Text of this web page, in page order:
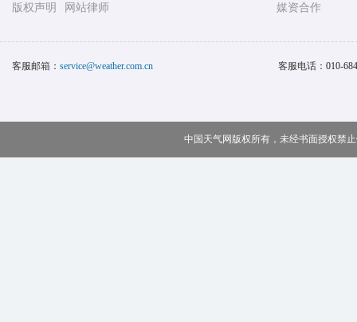
版权声明
网站律师
媒资合作
客服邮箱： service@weather.com.cn 客服电话： 010-
中国天气网版权所有，未经书面授权